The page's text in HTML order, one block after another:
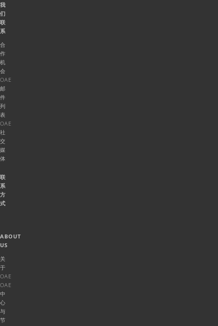
我
们
联
系
合
作
机
会
OAE
邮
件
列
表
OAE
社
交
媒
体
联
系
方
式
ABOUT
US
关
于
OAE
OAE
中
心
与
节